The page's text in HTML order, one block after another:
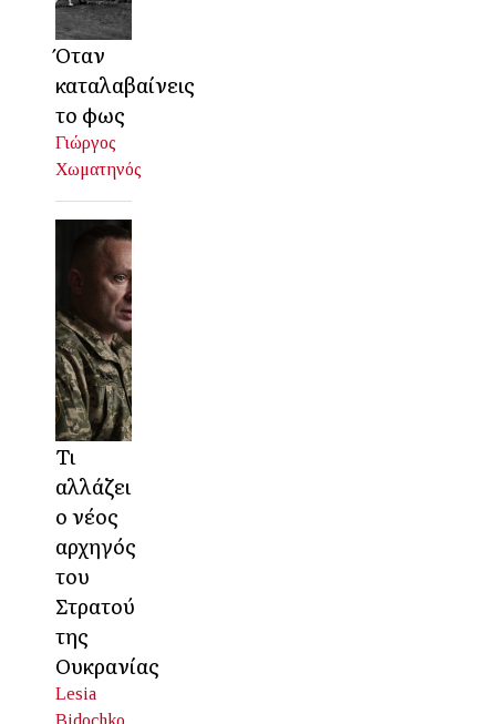
Όταν
καταλαβαίνεις
το φως
Γιώργος
Χωματηνός
Τι
αλλάζει
ο νέος
αρχηγός
του
Στρατού
της
Ουκρανίας
Lesia